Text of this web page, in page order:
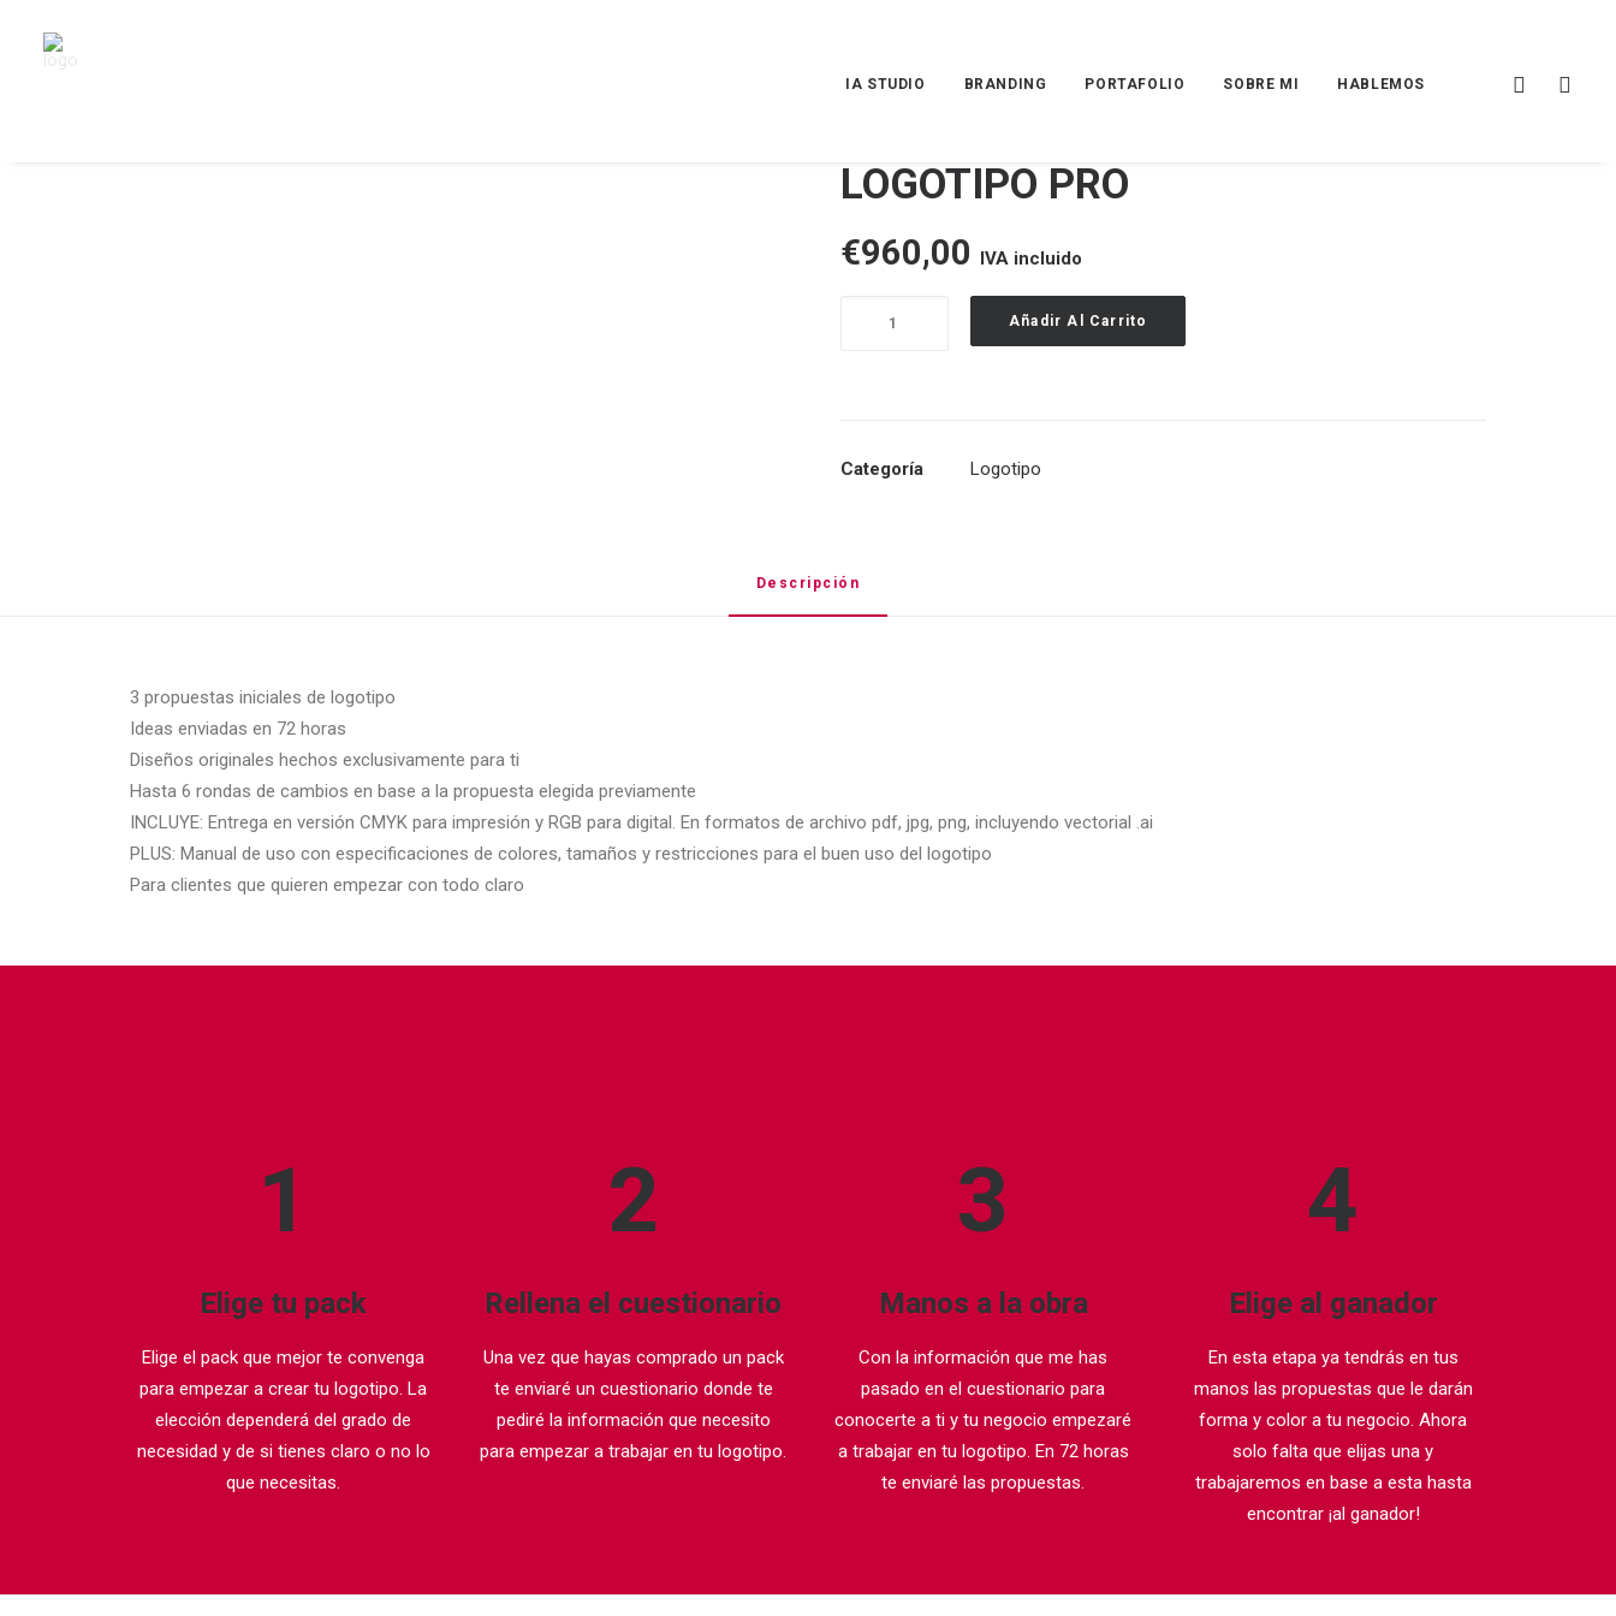
IA STUDIO BRANDING PORTAFOLIO SOBRE MI HABLEMOS
LOGOTIPO PRO
€960,00 IVA incluido
Añadir Al Carrito
Categoría Logotipo
Descripción
3 propuestas iniciales de logotipo
Ideas enviadas en 72 horas
Diseños originales hechos exclusivamente para ti
Hasta 6 rondas de cambios en base a la propuesta elegida previamente
INCLUYE: Entrega en versión CMYK para impresión y RGB para digital. En formatos de archivo pdf, jpg, png, incluyendo vectorial .ai
PLUS: Manual de uso con especificaciones de colores, tamaños y restricciones para el buen uso del logotipo
Para clientes que quieren empezar con todo claro
1
Elige tu pack
Elige el pack que mejor te convenga
para empezar a crear tu logotipo. La
elección dependerá del grado de
necesidad y de si tienes claro o no lo
que necesitas.
2
Rellena el cuestionario
Una vez que hayas comprado un pack
te enviaré un cuestionario donde te
pediré la información que necesito
para empezar a trabajar en tu logotipo.
3
Manos a la obra
Con la información que me has
pasado en el cuestionario para
conocerte a ti y tu negocio empezaré
a trabajar en tu logotipo. En 72 horas
te enviaré las propuestas.
4
Elige al ganador
En esta etapa ya tendrás en tus
manos las propuestas que le darán
forma y color a tu negocio. Ahora
solo falta que elijas una y
trabajaremos en base a esta hasta
encontrar ¡al ganador!